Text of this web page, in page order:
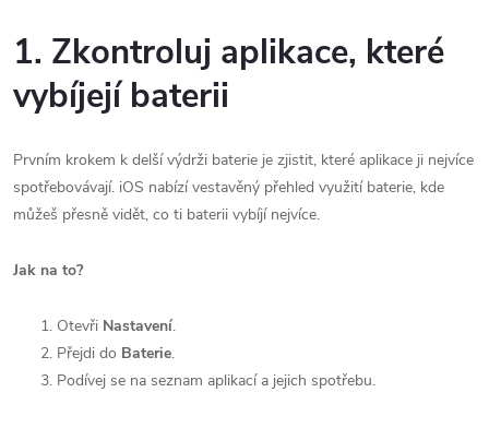
1. Zkontroluj aplikace, které
vybíjejí baterii
Prvním krokem k delší výdrži baterie je zjistit, které aplikace ji nejvíce
spotřebovávají. iOS nabízí vestavěný přehled využití baterie, kde
můžeš přesně vidět, co ti baterii vybíjí nejvíce.
Jak na to?
Otevři Nastavení.
Přejdi do Baterie.
Podívej se na seznam aplikací a jejich spotřebu.